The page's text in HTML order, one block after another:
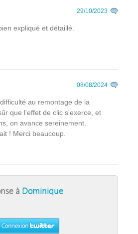
29/10/2023
expliqué et détaillé.
08/08/2024
au remontage de la
que l'effet de clic s'exerce, et
on avance sereinement.
! Merci beaucoup.
à Dominique